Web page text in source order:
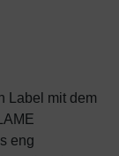
Label mit dem
eng